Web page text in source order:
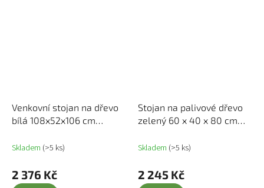
Venkovní stojan na dřevo
bílá 108x52x106 cm
Skladem (>5 ks)
2 376 Kč
Stojan na palivové dřevo
zelený 60 x 40 x 80 cm
Skladem (>5 ks)
2 245 Kč